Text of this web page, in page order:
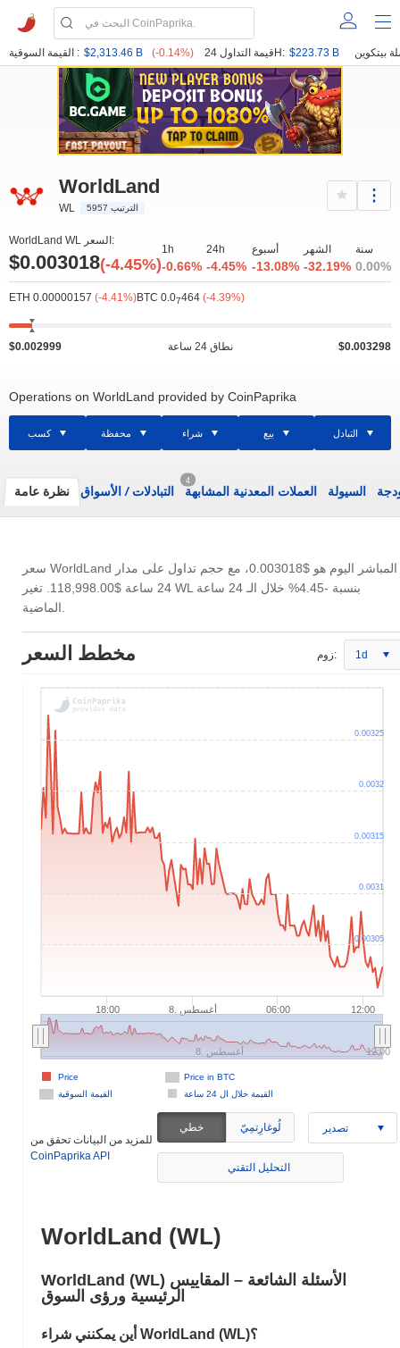
القيمة السوقية : $2,313.46 B (-0.14%) قيمة التداول 24H: $223.73 B
WorldLand
WL الترتيب 5957
WorldLand WL السعر:
$0.003018(-4.45%)
1h
-0.66%
24h
-4.45%
أسبوع
-13.08%
الشهر
-32.19%
سنة
0.00%
ETH 0.00000157 (-4.41%)BTC 0.07464 (-4.39%)
$0.002999 نطاق 24 ساعة $0.003298
Operations on WorldLand provided by CoinPaprika
كسب محفظة شراء بيع التبادل
نظرة عامة التبادلات/ الأسواق
4
العملات المعدنية المشابهة السيولة
سعر WorldLand المباشر اليوم هو $0.003018
، مع حجم تداول على مدار
24 ساعة
$118,998.00
. تغير WL بنسبة -4.45% خلال الـ 24 ساعة
مخطط السعر زوم: 1d
18:00 8. أغسطس 06:00 12:00
Price in BTC
القيمة السوقية القيمة خلال ال 24 ساعة
Price
8. أغسطس 12:00
0.00305
0.0031
0.00315
0.0032
0.00325
للمزيد من البيانات تحقق من
CoinPaprika API
خطي لُوغارِتمِيّ تصدير
التحليل التقني
WorldLand (WL)
WorldLand (WL) الأسئلة الشائعة – المقاييس
الرئيسية ورؤى السوق
أين يمكنني شراء WorldLand (WL)؟